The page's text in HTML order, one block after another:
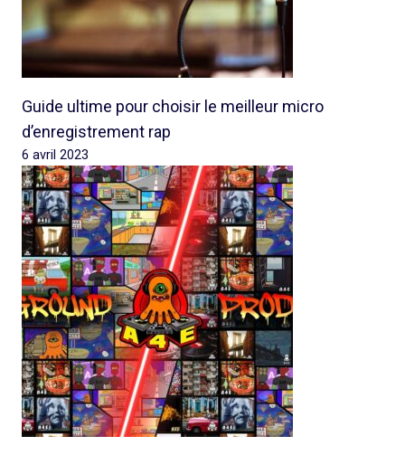
Guide ultime pour choisir le meilleur micro
d’enregistrement rap
6 avril 2023